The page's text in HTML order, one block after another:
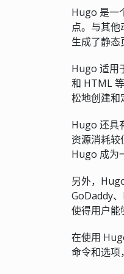
Hugo 是一
点。与其
生成了静
Hugo 适用
和 HTML
松地创建和
Hugo 还具
资源消耗
Hugo 成为
另外，
GoDaddy
使得用户能
在使用
命令和选项